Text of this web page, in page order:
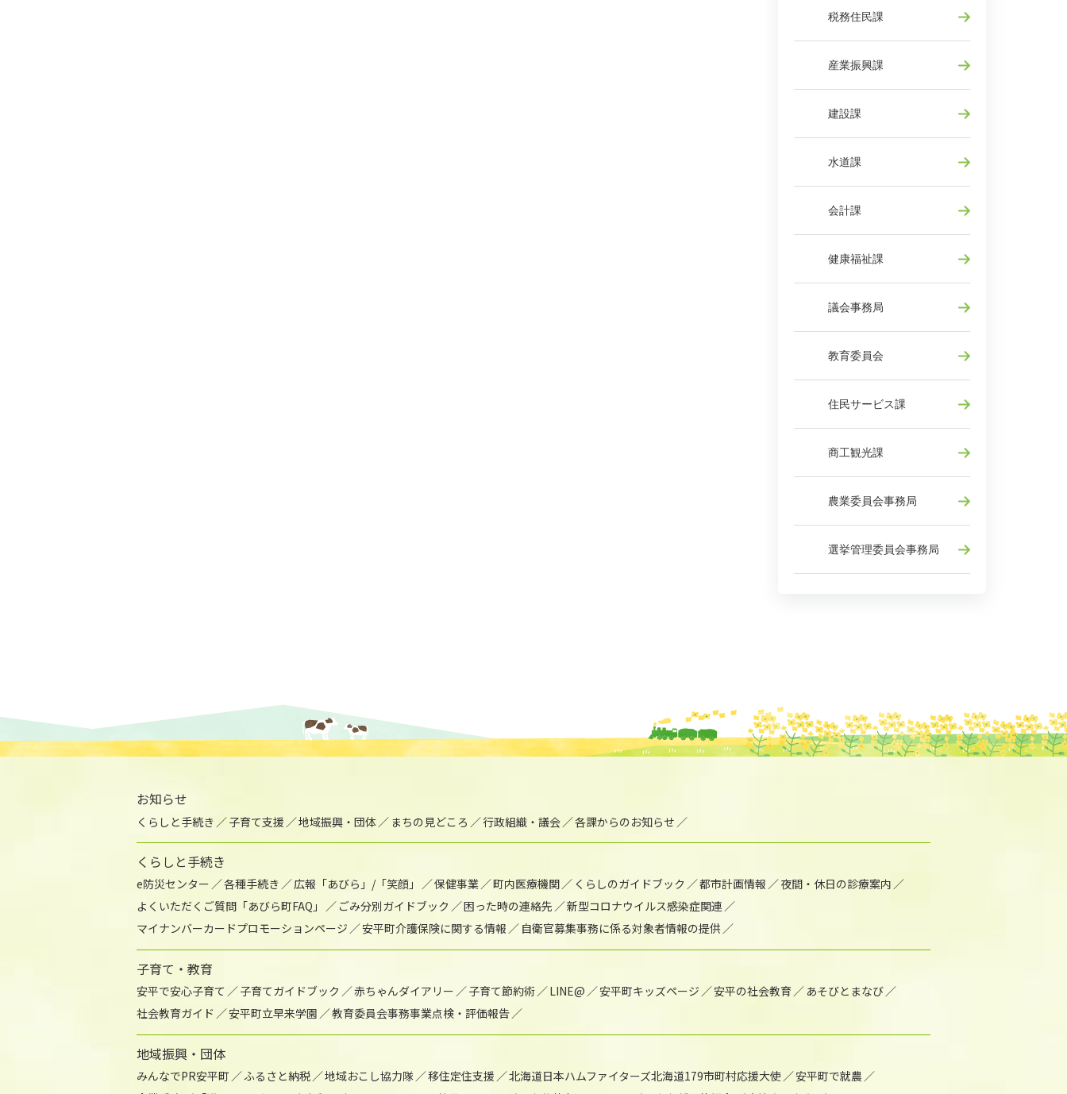
税務住民課
産業振興課
建設課
水道課
会計課
健康福祉課
議会事務局
教育委員会
住民サービス課
商工観光課
農業委員会事務局
選挙管理委員会事務局
お知らせ
くらしと手続き 子育て支援 地域振興・団体 まちの見どころ 行政組織・議会 各課からのお知らせ
くらしと手続き
e防災センター 各種手続き 広報「あびら」/「笑顔」 保健事業 町内医療機関 くらしのガイドブック 都市計画情報
夜間・休日の診療案内
よくいただくご質問「あびら町FAQ」
ごみ分別ガイドブック 困った時の連絡先
新型コロナウイルス感染症関連
マイナンバーカードプロモーションページ
安平町介護保険に関する情報 自衛官募集事務に係る対象者情報の提供
子育て・教育
安平で安心子育て 子育てガイドブック 赤ちゃんダイアリー 子育て節約術 LINE@ 安平町キッズページ 安平の社会教育
あそびとまなび
社会教育ガイド
安平町立早来学園 教育委員会事務事業点検・評価報告
地域振興・団体
みんなでPR安平町 ふるさと納税 地域おこし協力隊 移住定住支援 北海道日本ハムファイターズ北海道179市町村応援大使
安平町で就農